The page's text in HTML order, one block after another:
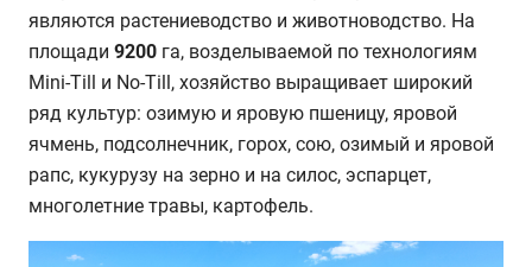
являются растениеводство и животноводство. На
площади 9200 га, возделываемой по технологиям
Mini-Till и No-Till, хозяйство выращивает широкий
ряд культур: озимую и яровую пшеницу, яровой
ячмень, подсолнечник, горох, сою, озимый и яровой
рапс, кукурузу на зерно и на силос, эспарцет,
многолетние травы, картофель.